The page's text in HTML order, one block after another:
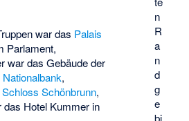
n
R
a
n
d
g
e
bi
war das Palais
Parlament,
war das Gebäude der
,
Schloss Schönbrunn,
das Hotel Kummerin